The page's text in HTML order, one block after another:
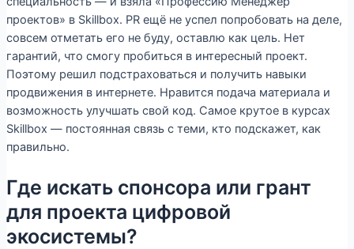
проектов» в Skillbox. PR ещё не успел попробовать на деле,
совсем отметать его не буду, оставлю как цель. Нет
гарантий, что смогу пробиться в интересный проект.
Поэтому решил подстраховаться и получить навыки
продвижения в интернете. Нравится подача материала и
возможность улучшать свой код. Самое крутое в курсах
Skillbox — постоянная связь с теми, кто подскажет, как
правильно.
Где искать спонсора или грант
для проекта цифровой
экосистемы?